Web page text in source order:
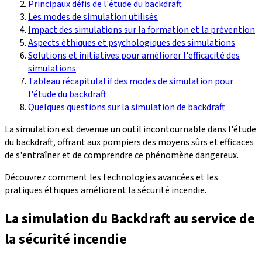
Principaux défis de l'étude du backdraft
Les modes de simulation utilisés
Impact des simulations sur la formation et la prévention
Aspects éthiques et psychologiques des simulations
Solutions et initiatives pour améliorer l'efficacité des
simulations
Tableau récapitulatif des modes de simulation pour
l'étude du backdraft
Quelques questions sur la simulation de backdraft
La simulation est devenue un outil incontournable dans l'étude
du backdraft, offrant aux pompiers des moyens sûrs et efficaces
de s'entraîner et de comprendre ce phénomène dangereux.
Découvrez comment les technologies avancées et les
pratiques éthiques améliorent la sécurité incendie.
La simulation du Backdraft au service de
la sécurité incendie